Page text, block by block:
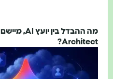
Architect?